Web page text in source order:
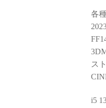
各
ス
i5